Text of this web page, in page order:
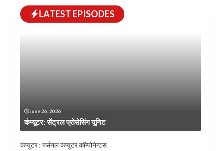
LATEST EPISODES
June 26, 2026
कंप्यूटर: सेंट्रल प्रोसेसिंग यूनिट
कंप्यूटर : पर्सनल कंप्यूटर कॉम्पोनेन्टस